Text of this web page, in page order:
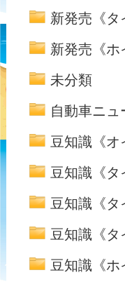
新発売《タ
新発売《ホ
未分類
自動車ニュ
豆知識《オ
豆知識《タ
豆知識《タ
豆知識《タ
豆知識《ホ